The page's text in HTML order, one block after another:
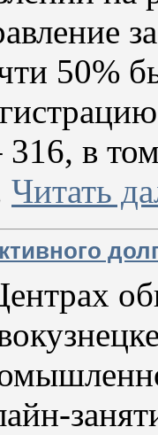
50%
316, в
Читать